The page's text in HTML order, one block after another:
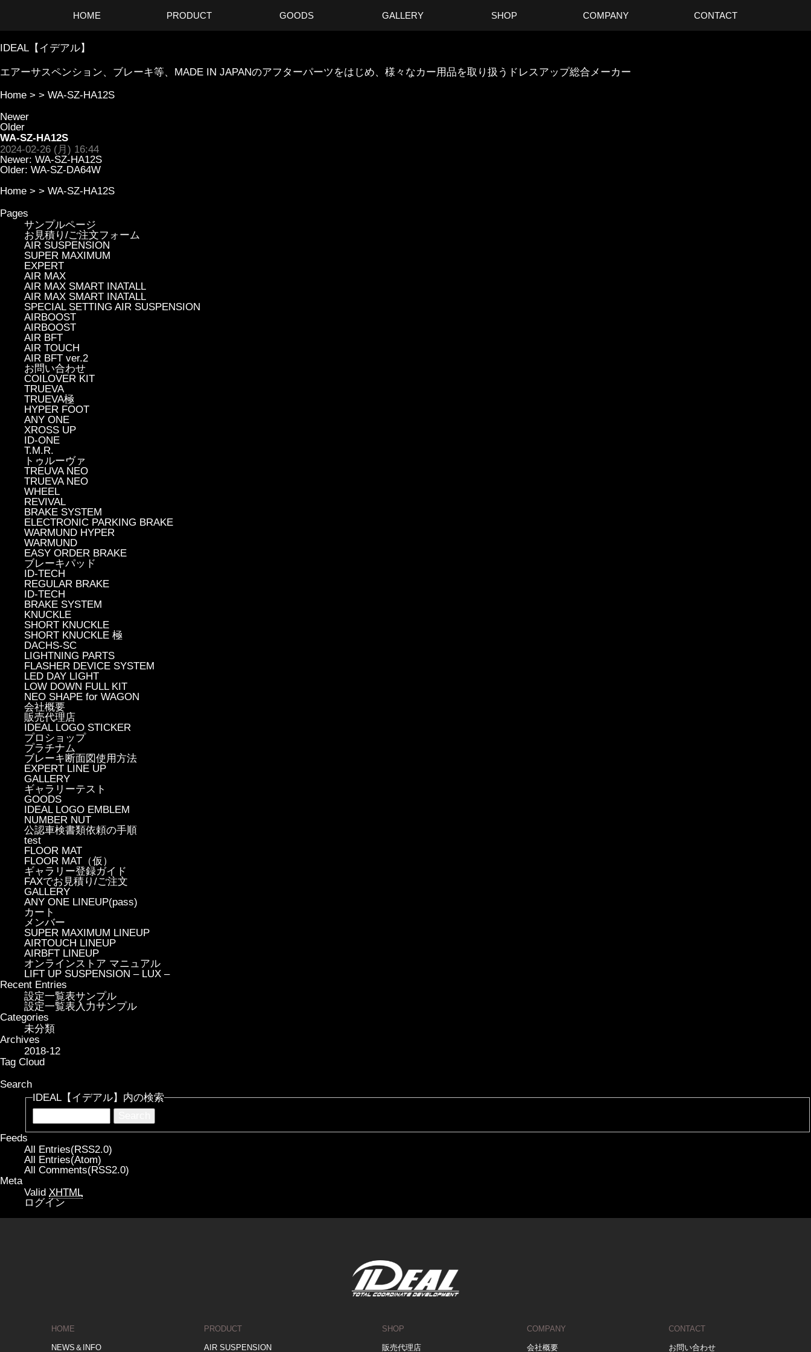
HOME PRODUCT GOODS GALLERY SHOP COMPANY CONTACT
IDEAL【イデアル】
エアーサスペンション、ブレーキ等、MADE IN JAPANのアフターパーツをはじめ、様々なカー用品を取り扱うドレスアップ総合メーカー
Home > > WA-SZ-HA12S
Newer
Older
WA-SZ-HA12S
2024-02-26 (月) 16:44
Newer: WA-SZ-HA12S
Older: WA-SZ-DA64W
Home > > WA-SZ-HA12S
Pages
サンプルページ
お見積り/ご注文フォーム
AIR SUSPENSION
SUPER MAXIMUM
EXPERT
AIR MAX
AIR MAX SMART INATALL
AIR MAX SMART INATALL
SPECIAL SETTING AIR SUSPENSION
AIRBOOST
AIRBOOST
AIR BFT
AIR TOUCH
AIR BFT ver.2
お問い合わせ
COILOVER KIT
TRUEVA
TRUEVA極
HYPER FOOT
ANY ONE
XROSS UP
ID-ONE
T.M.R.
トゥルーヴァ
TREUVA NEO
TRUEVA NEO
WHEEL
REVIVAL
BRAKE SYSTEM
ELECTRONIC PARKING BRAKE
WARMUND HYPER
WARMUND
EASY ORDER BRAKE
ブレーキパッド
ID-TECH
REGULAR BRAKE
ID-TECH
BRAKE SYSTEM
KNUCKLE
SHORT KNUCKLE
SHORT KNUCKLE 極
DACHS-SC
LIGHTNING PARTS
FLASHER DEVICE SYSTEM
LED DAY LIGHT
LOW DOWN FULL KIT
NEO SHAPE for WAGON
会社概要
販売代理店
IDEAL LOGO STICKER
プロショップ
プラチナム
ブレーキ断面図使用方法
EXPERT LINE UP
GALLERY
ギャラリーテスト
GOODS
IDEAL LOGO EMBLEM
NUMBER NUT
公認車検書類依頼の手順
test
FLOOR MAT
FLOOR MAT（仮）
ギャラリー登録ガイド
FAXでお見積り/ご注文
GALLERY
ANY ONE LINEUP(pass)
カート
メンバー
SUPER MAXIMUM LINEUP
AIRTOUCH LINEUP
AIRBFT LINEUP
オンラインストア マニュアル
LIFT UP SUSPENSION – LUX –
Recent Entries
設定一覧表サンプル
設定一覧表入力サンプル
Categories
未分類
Archives
2018-12
Tag Cloud
Search
IDEAL【イデアル】内の検索
Feeds
All Entries(RSS2.0)
All Entries(Atom)
All Comments(RSS2.0)
Meta
Valid XHTML
ログイン
HOME
NEWS＆INFO
PRODUCT
AIR SUSPENSION
SHOP
販売代理店
COMPANY
会社概要
CONTACT
お問い合わせ